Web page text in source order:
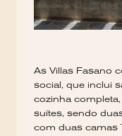
As Villas Fasano
social, que inclui
cozinha
suítes, sendo
com duas camas